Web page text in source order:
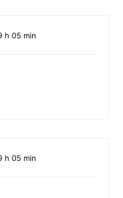
h 05 min
h 05 min